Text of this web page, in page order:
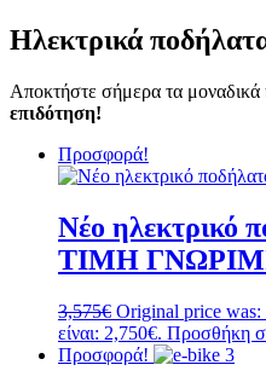
Ηλεκτρικά
Αποκτήστε σήμερα τα μοναδικά
επιδότηση!
Προσφορά!
Νέο ηλεκτρικό
ΤΙΜΗ
3,575€ Original price was:
είναι: 2,750€. Προσθήκη
Προσφορά!